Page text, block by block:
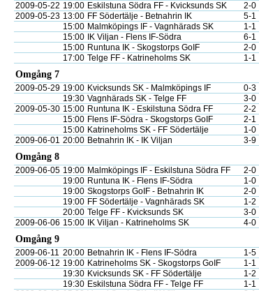
2009-05-22 19:00 Eskilstuna Södra FF - Kvicksunds SK 2-0
2009-05-23 13:00 FF Södertälje - Betnahrin IK 5-1
15:00 Malmköpings IF - Vagnhärads SK 1-1
15:00
IK Viljan - Flens IF-Södra 6-1
15:00 Runtuna IK - Skogstorps GoIF 2-0
17:00 Telge FF - Katrineholms SK 1-1
Omgång 7
2009-05-29 19:00 Kvicksunds SK - Malmköpings IF 0-3
19:30 Vagnhärads SK - Telge FF 3-0
2009-05-30 15:00 Runtuna IK - Eskilstuna Södra FF 2-2
15:00 Flens IF-Södra - Skogstorps GoIF 2-1
15:00 Katrineholms SK - FF Södertälje 1-0
2009-06-01 20:00 Betnahrin IK - IK Viljan 3-9
Omgång 8
2009-06-05 19:00 Malmköpings IF - Eskilstuna Södra FF 2-0
19:00 Runtuna IK - Flens IF-Södra 1-0
19:00 Skogstorps GoIF - Betnahrin IK 2-0
19:00 FF Södertälje - Vagnhärads SK 1-2
20:00 Telge FF - Kvicksunds SK 3-0
2009-06-06 15:00 IK Viljan - Katrineholms SK 4-0
Omgång 9
2009-06-11 20:00 Betnahrin IK - Flens IF-Södra 1-5
2009-06-12 19:00 Katrineholms SK - Skogstorps GoIF 1-1
19:30 Kvicksunds SK - FF Södertälje 1-2
19:30 Eskilstuna Södra FF - Telge FF 1-1